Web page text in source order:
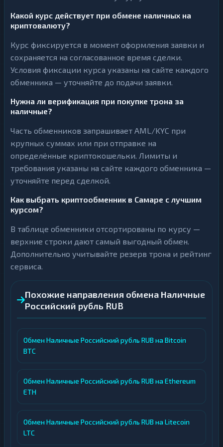
Какой курс действует при обмене наличных на
криптовалюту?
Курс фиксируется в момент оформления заявки и
сохраняется на согласованное время сделки.
Условия фиксации курса указаны на сайте каждого
обменника — уточняйте до подачи заявки.
Нужна ли верификация при покупке трона за
наличные?
Часть обменников запрашивает AML/KYC при
крупных суммах или при отправке на
определённые криптокошельки. Лимиты и
требования указаны на сайте каждого обменника —
уточняйте перед сделкой.
Как выбрать криптообменник в Самаре с лучшим
курсом?
В таблице обменники отсортированы по курсу —
верхние строки дают самый выгодный обмен.
Дополнительно учитывайте резерв трона и рейтинг
сервиса.
Похожие направления обмена Наличные
Российский рубль RUB
Обмен Наличные Российский рубль RUB на Bitcoin
BTC
Обмен Наличные Российский рубль RUB на Ethereum
ETH
Обмен Наличные Российский рубль RUB на Litecoin
LTC